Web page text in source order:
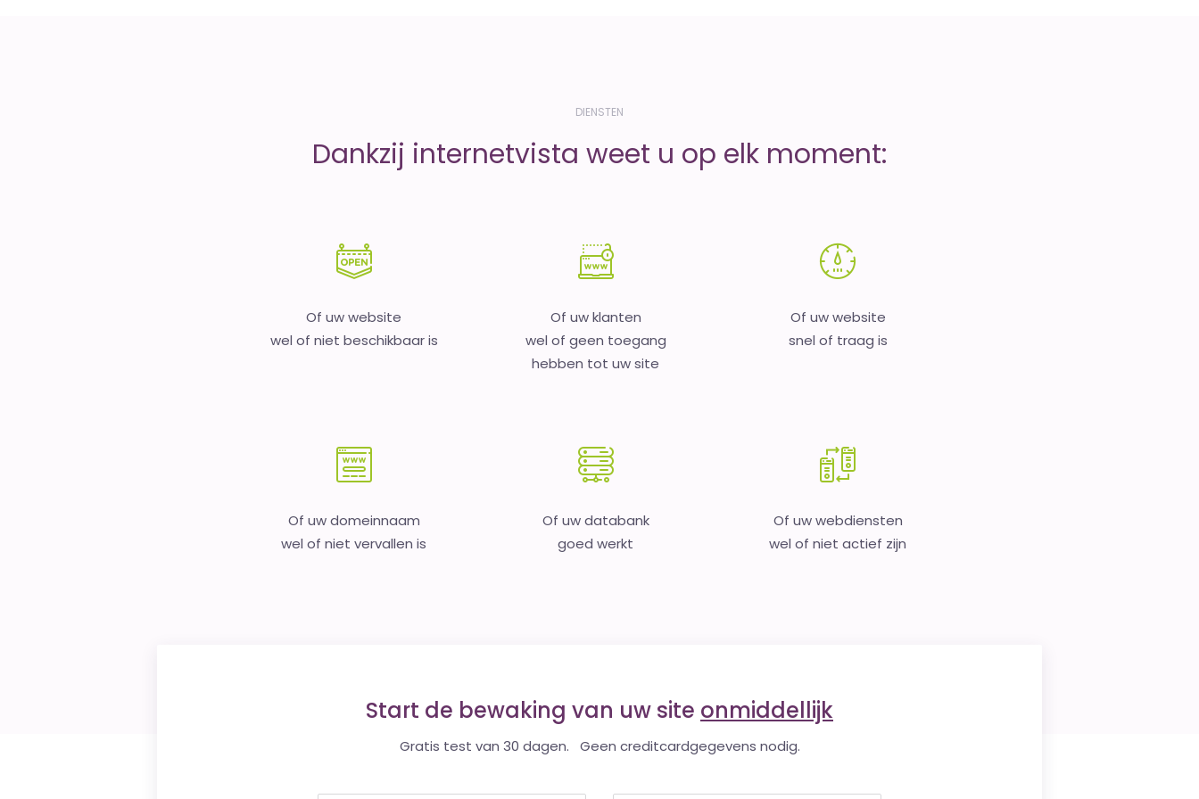
DIENSTEN
Dankzij internetvista weet u op elk moment:
Of uw website
wel of niet beschikbaar is
Of uw klanten
wel of geen toegang
hebben tot uw site
Of uw website
snel of traag is
Of uw domeinnaam
wel of niet vervallen is
Of uw databank
goed werkt
Of uw webdiensten
wel of niet actief zijn
Start de bewaking van uw site onmiddellijk
Gratis test van 30 dagen. Geen creditcardgegevens nodig.